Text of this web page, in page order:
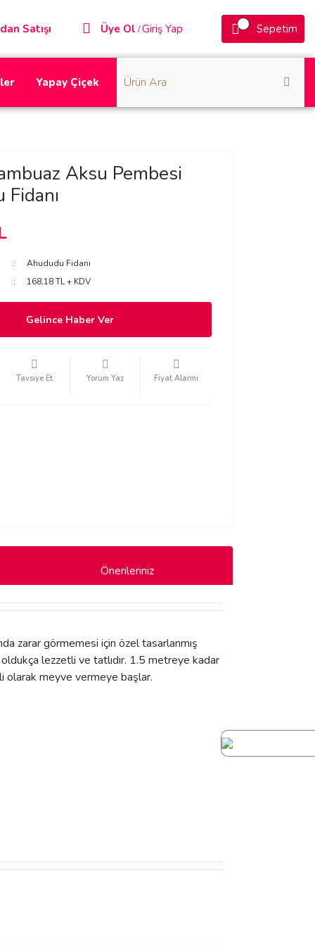
Satışı Üye Ol /Giriş Yap Sepetim
Yapay Çiçek
Aksu Pembesi
Ahududu Fidanı
168,18 TL + KDV
Gelince Haber Ver
Tavsiye Et Yorum Yaz Fiyat Alarmı
Önerileriniz
zarar görmemesi için özel tasarlanmış
lezzetli ve tatlıdır. 1.5 metreye kadar
olarak meyve vermeye başlar.